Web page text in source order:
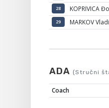
28 KOPRIVICA
29 MARKOV
ADA (Stručni
Coach